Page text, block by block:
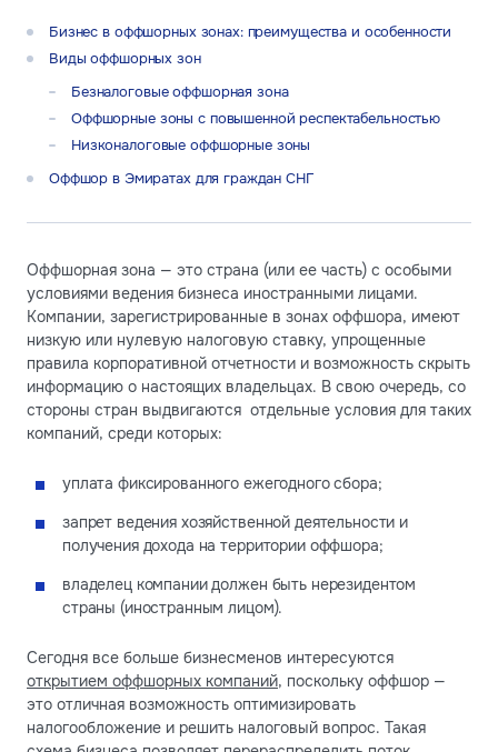
Бизнес в оффшорных зонах: преимущества и особенности
Виды оффшорных зон
Безналоговые оффшорная зона
Оффшорные зоны с повышенной респектабельностью
Низконалоговые оффшорные зоны
Оффшор в Эмиратах для граждан СНГ
Оффшорная зона — это страна (или ее часть) с особыми
условиями ведения бизнеса иностранными лицами.
Компании, зарегистрированные в зонах оффшора, имеют
низкую или нулевую налоговую ставку, упрощенные
правила корпоративной отчетности и возможность скрыть
информацию о настоящих владельцах. В свою очередь, со
стороны стран выдвигаются отдельные условия для таких
компаний, среди которых:
уплата фиксированного ежегодного сбора;
запрет ведения хозяйственной деятельности и
получения дохода на территории оффшора;
владелец компании должен быть нерезидентом
страны (иностранным лицом).
Сегодня все больше бизнесменов интересуются
открытием оффшорных компаний, поскольку оффшор —
это отличная возможность оптимизировать
налогообложение и решить налоговый вопрос. Такая